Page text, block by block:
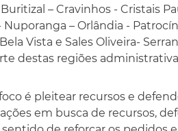
– Cravinhos - Cristais
Nuporanga – Orlândia -
Bela Vista e Sales Oliveira-
destas regiões
é pleitear recursos e
em busca de recursos,